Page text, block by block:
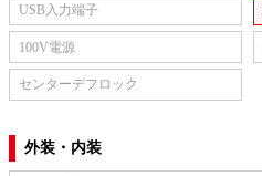
USB入力端子
100V電源
センターデフロック
外装・内装